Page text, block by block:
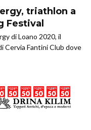
triathlon a
Festival
di Loano 2020, il
Cervia Fantini Club dove